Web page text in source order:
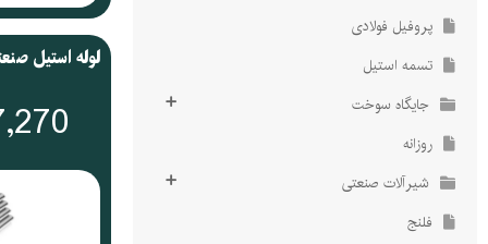
پروفیل فولادی
تسمه استیل
جایگاه سوخت
روزانه
شیرآلات صنعتی
فلنج